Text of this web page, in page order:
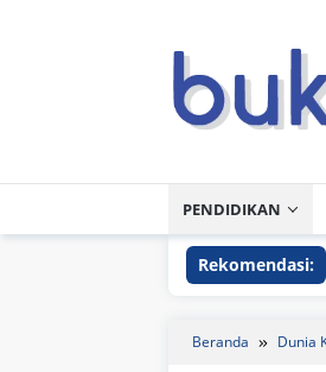
PENDIDIKAN
Rekomendasi:
Beranda Dunia